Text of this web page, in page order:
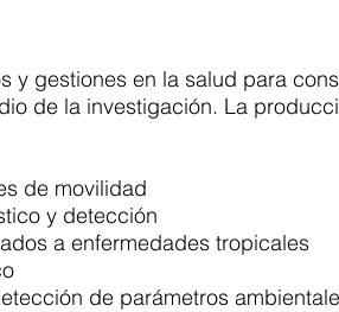
y gestiones en la salud para
de la investigación. La
de movilidad
y detección
a enfermedades tropicales
de parámetros